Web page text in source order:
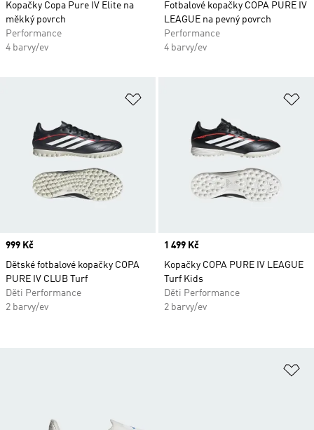
Kopačky Copa Pure IV Elite na
měkký povrch
Performance
4 barvy/ev
Fotbalové kopačky COPA PURE IV
LEAGUE na pevný povrch
Performance
4 barvy/ev
Price
999 Kč
Dětské fotbalové kopačky COPA
PURE IV CLUB Turf
Děti Performance
2 barvy/ev
Price
1 499 Kč
Kopačky COPA PURE IV LEAGUE
Turf Kids
Děti Performance
2 barvy/ev